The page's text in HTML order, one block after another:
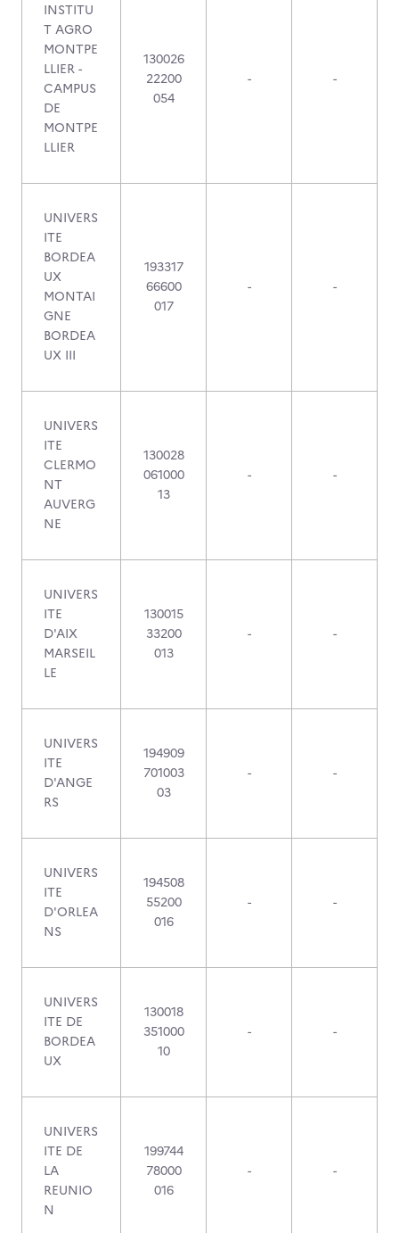
INSTITU
T AGRO
MONTPE
LLIER -
CAMPUS
DE
MONTPE
LLIER
130026
22200
054
- -
UNIVERS
ITE
BORDEA
UX
MONTAI
GNE
BORDEA
UX III
193317
66600
017
- -
UNIVERS
ITE
CLERMO
NT
AUVERG
NE
130028
061000
13
- -
UNIVERS
ITE
D'AIX
MARSEIL
LE
130015
33200
013
- -
UNIVERS
ITE
D'ANGE
RS
194909
701003
03
- -
UNIVERS
ITE
D'ORLEA
NS
194508
55200
016
- -
UNIVERS
ITE DE
BORDEA
UX
130018
351000
10
- -
UNIVERS
ITE DE
LA
REUNIO
N
199744
78000
016
- -